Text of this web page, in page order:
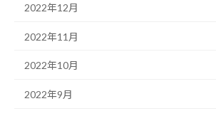
2022年12月
2022年11月
2022年10月
2022年9月